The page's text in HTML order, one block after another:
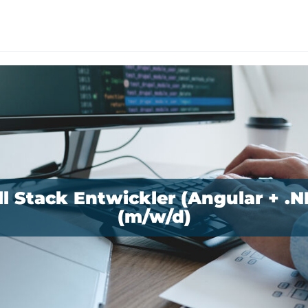
Stack Entwickler (Angular +
(m/w/d)